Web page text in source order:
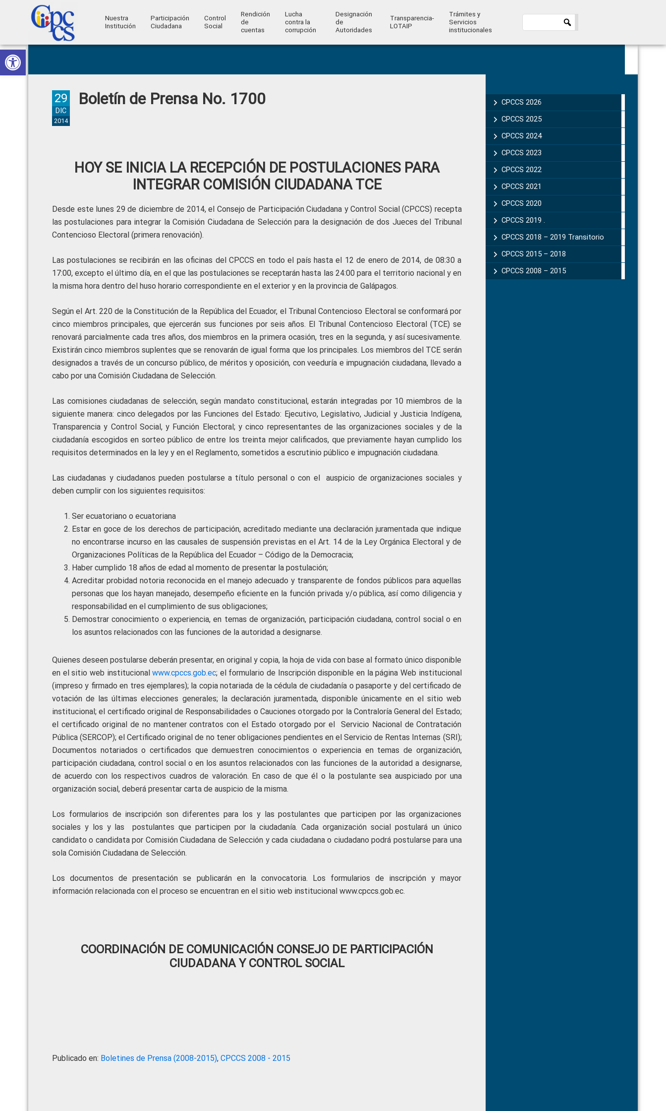
Abrir barra de herramientas
Skip
to
primary
Skip
to
main
Skip
to
primary
Skip
to
footer
Ciudadana
Control
Ciudadano
Nuestra
Institución
Participación
Ciudadana
Control
Social
Rendición
de
cuentas
Lucha
contra la
corrupción
Designación
de
Autoridades
Transparencia-
LOTAIP
Trámites y
Servicios
institucionales
Boletín de Prensa No. 1700
29
DIC
2014
HOY SE INICIA LA RECEPCIÓN DE POSTULACIONES PARA
INTEGRAR COMISIÓN CIUDADANA TCE
Desde este lunes 29 de diciembre de 2014, el Consejo de Participación Ciudadana y Control Social (CPCCS) recepta
las postulaciones para integrar la Comisión Ciudadana de Selección para la designación de dos Jueces del Tribunal
Contencioso Electoral (primera renovación).
Las postulaciones se recibirán en las oficinas del CPCCS en todo el país hasta el 12 de enero de 2014, de 08:30 a
17:00, excepto el último día, en el que las postulaciones se receptarán hasta las 24:00 para el territorio nacional y en
la misma hora dentro del huso horario correspondiente en el exterior y en la provincia de Galápagos.
Según el Art. 220 de la Constitución de la República del Ecuador, el Tribunal Contencioso Electoral se conformará por
cinco miembros principales, que ejercerán sus funciones por seis años. El Tribunal Contencioso Electoral (TCE) se
renovará parcialmente cada tres años, dos miembros en la primera ocasión, tres en la segunda, y así sucesivamente.
Existirán cinco miembros suplentes que se renovarán de igual forma que los principales. Los miembros del TCE serán
designados a través de un concurso público, de méritos y oposición, con veeduría e impugnación ciudadana, llevado a
cabo por una Comisión Ciudadana de Selección.
Las comisiones ciudadanas de selección, según mandato constitucional, estarán integradas por 10 miembros de la
siguiente manera: cinco delegados por las Funciones del Estado: Ejecutivo, Legislativo, Judicial y Justicia Indígena,
Transparencia y Control Social, y Función Electoral; y cinco representantes de las organizaciones sociales y de la
ciudadanía escogidos en sorteo público de entre los treinta mejor calificados, que previamente hayan cumplido los
requisitos determinados en la ley y en el Reglamento, sometidos a escrutinio público e impugnación ciudadana.
Las ciudadanas y ciudadanos pueden postularse a título personal o con el auspicio de organizaciones sociales y
deben cumplir con los siguientes requisitos:
Ser ecuatoriano o ecuatoriana
Estar en goce de los derechos de participación, acreditado mediante una declaración juramentada que indique
no encontrarse incurso en las causales de suspensión previstas en el Art. 14 de la Ley Orgánica Electoral y de
Organizaciones Políticas de la República del Ecuador – Código de la Democracia;
Haber cumplido 18 años de edad al momento de presentar la postulación;
Acreditar probidad notoria reconocida en el manejo adecuado y transparente de fondos públicos para aquellas
personas que los hayan manejado, desempeño eficiente en la función privada y/o pública, así como diligencia y
responsabilidad en el cumplimiento de sus obligaciones;
Demostrar conocimiento o experiencia, en temas de organización, participación ciudadana, control social o en
los asuntos relacionados con las funciones de la autoridad a designarse.
Quienes deseen postularse deberán presentar, en original y copia, la hoja de vida con base al formato único disponible
en el sitio web institucionalwww.cpccs.gob.ec; el formulario de Inscripción disponible en la página Web institucional
(impreso y firmado en tres ejemplares); la copia notariada de la cédula de ciudadanía o pasaporte y del certificado de
votación de las últimas elecciones generales; la declaración juramentada, disponible únicamente en el sitio web
institucional; el certificado original de Responsabilidades o Cauciones otorgado por la Contraloría General del Estado;
el certificado original de no mantener contratos con el Estado otorgado por el Servicio Nacional de Contratación
Pública (SERCOP); el Certificado original de no tener obligaciones pendientes en el Servicio de Rentas Internas (SRI);
Documentos notariados o certificados que demuestren conocimientos o experiencia en temas de organización,
participación ciudadana, control social o en los asuntos relacionados con las funciones de la autoridad a designarse,
de acuerdo con los respectivos cuadros de valoración. En caso de que él o la postulante sea auspiciado por una
organización social, deberá presentar carta de auspicio de la misma.
Los formularios de inscripción son diferentes para los y las postulantes que participen por las organizaciones
sociales y los y las postulantes que participen por la ciudadanía. Cada organización social postulará un único
candidato o candidata por Comisión Ciudadana de Selección y cada ciudadana o ciudadano podrá postularse para una
sola Comisión Ciudadana de Selección.
Los documentos de presentación se publicarán en la convocatoria. Los formularios de inscripción y mayor
información relacionada con el proceso se encuentran en el sitio web institucional www.cpccs.gob.ec.
COORDINACIÓN DE COMUNICACIÓN CONSEJO DE PARTICIPACIÓN
CIUDADANA Y CONTROL SOCIAL
Publicado en: Boletines de Prensa (2008-2015), CPCCS 2008 - 2015
Sidebar
CPCCS 2026
CPCCS 2025
CPCCS 2024
CPCCS 2023
CPCCS 2022
CPCCS 2021
CPCCS 2020
CPCCS 2019 .
CPCCS 2018 – 2019 Transitorio
CPCCS 2015 – 2018
CPCCS 2008 – 2015